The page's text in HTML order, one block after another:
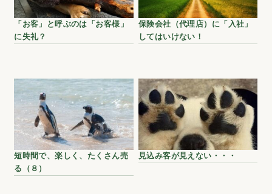
「お客」と呼ぶのは「お客様」
に失礼？
保険会社（代理店）に「入社」
してはいけない！
短時間で、楽しく、たくさん売
る（８）
見込み客が見えない・・・